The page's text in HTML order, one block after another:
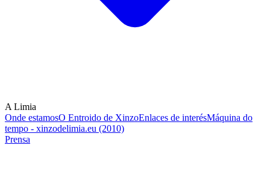
A Limia
Onde estamosO Entroido de XinzoEnlaces de interésMáquina do
tempo - xinzodelimia.eu (2010)
Prensa